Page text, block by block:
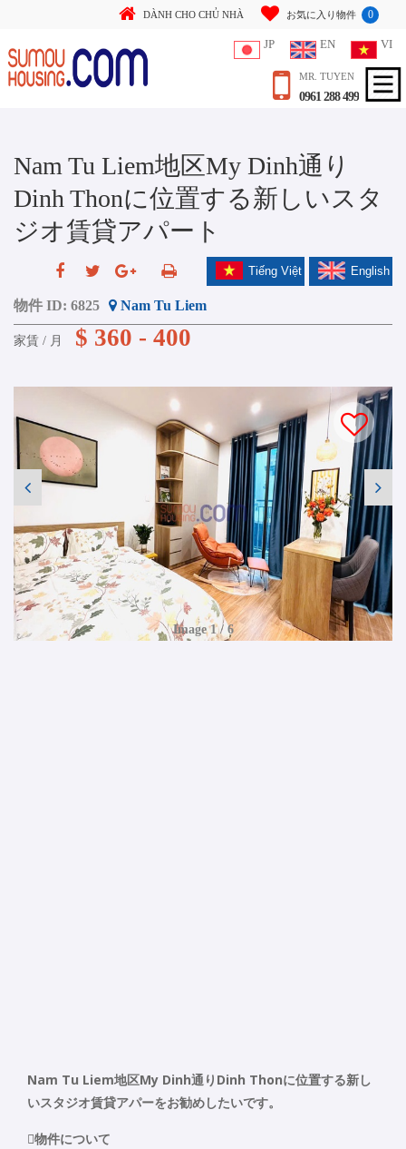
DÀNH CHO CHỦ NHÀ お気に入り物件 0
JP EN VI
MR. TUYEN
0961 288 499
Nam Tu Liem地区My Dinh通り
Dinh Thonに位置する新しいスタ
ジオ賃貸アパート
English
Tiếng Việt
物件 ID: 6825 Nam Tu Liem
家賃 / 月 $ 360 - 400
Image 1 / 6
Nam Tu Liem地区My Dinh通りDinh Thonに位置する新し
いスタジオ賃貸アパーをお勧めしたいです。
物件について